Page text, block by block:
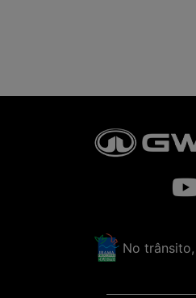
No